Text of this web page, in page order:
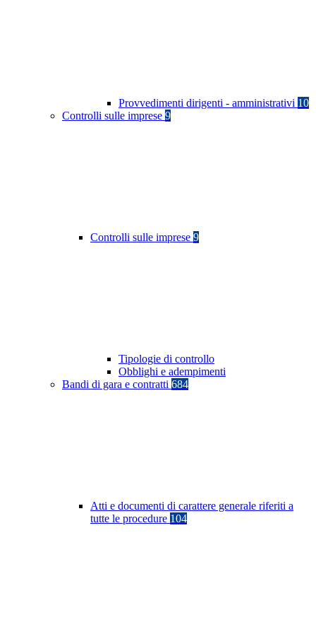
Provvedimenti dirigenti - amministrativi 10
Controlli sulle imprese 9
Controlli sulle imprese 9
Tipologie di controllo
Obblighi e adempimenti
Bandi di gara e contratti 684
Atti e documenti di carattere generale riferiti a
tutte le procedure 104